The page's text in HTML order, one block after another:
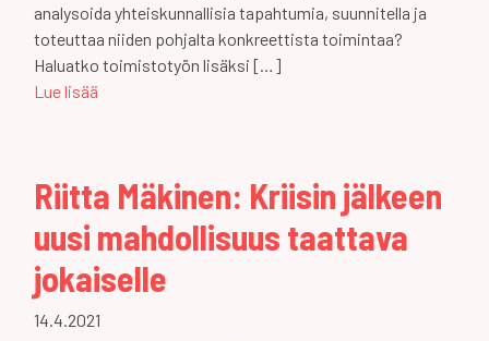
analysoida yhteiskunnallisia tapahtumia, suunnitella ja
toteuttaa niiden pohjalta konkreettista toimintaa?
Haluatko toimistotyön lisäksi […]
Lue lisää
Riitta Mäkinen: Kriisin jälkeen
uusi mahdollisuus taattava
jokaiselle
14.4.2021